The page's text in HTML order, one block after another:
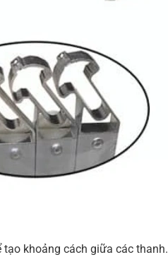
khoảng cách giữa các thanh.